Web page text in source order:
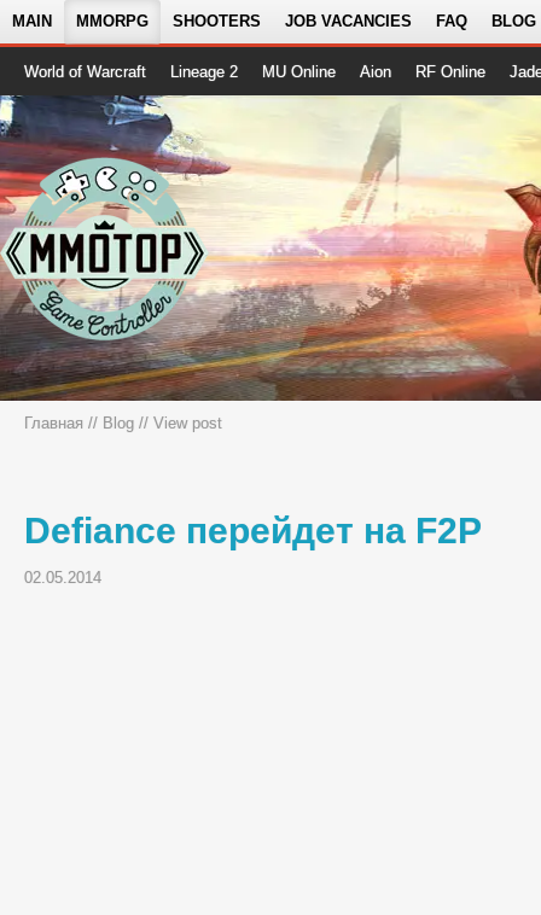
MAIN MMORPG SHOOTERS JOB VACANCIES FAQ BLOG
World of Warcraft Lineage 2 MU Online Aion RF Online
Главная // Blog // View post
Defiance перейдет на F2P
02.05.2014